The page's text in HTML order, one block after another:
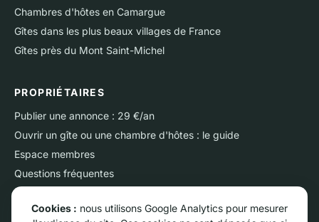
Chambres d'hôtes en Camargue
Gîtes dans les plus beaux villages de France
Gîtes près du Mont Saint-Michel
PROPRIÉTAIRES
Publier une annonce : 29 €/an
Ouvrir un gîte ou une chambre d'hôtes : le guide
Espace membres
Questions fréquentes
Nous contacter
Cookies : nous utilisons Google Analytics pour mesurer